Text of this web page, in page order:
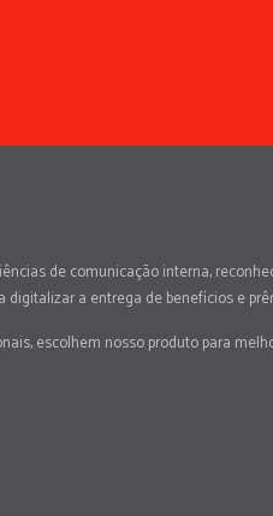
de comunicação interna,
digitalizar a entrega de benefícios e
escolhem nosso produto para